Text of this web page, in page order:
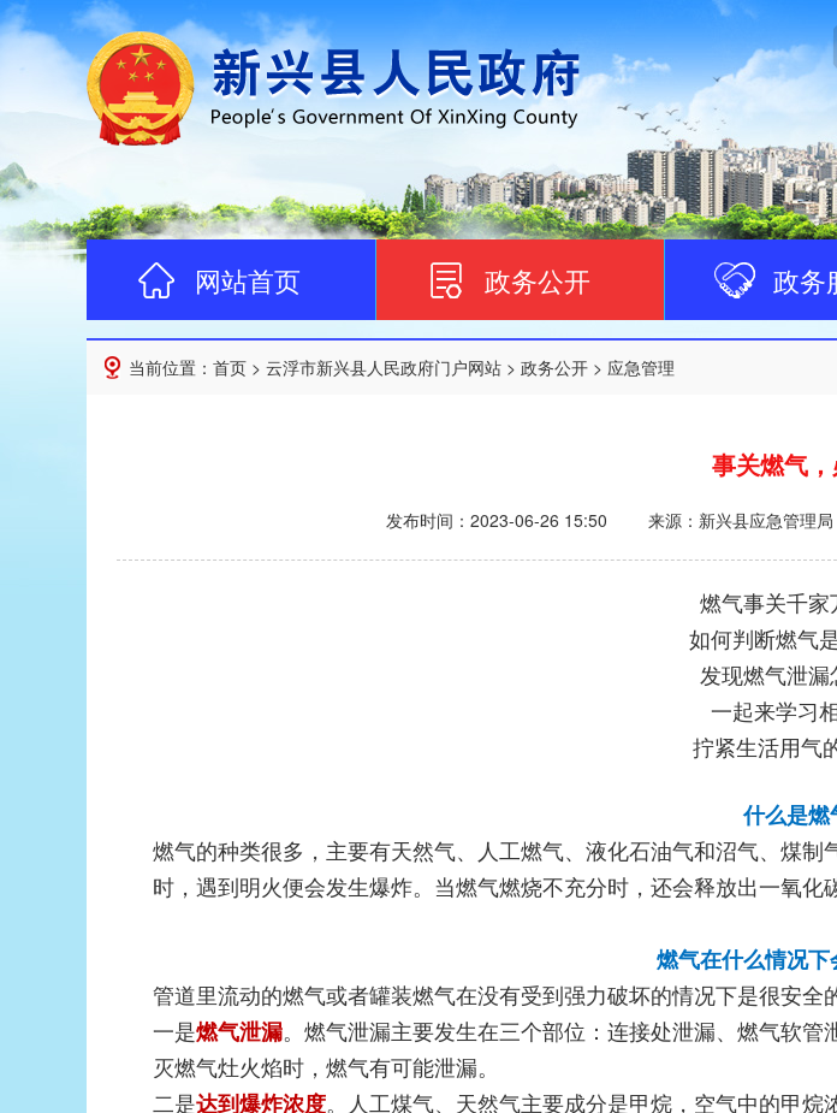
网站首页 政务公开 政务
当前位置： 首页 > 云浮市新兴县人民政府门户网站 > 政务公开 > 应急管理
事关燃气，
发布时间： 2023-06-26 15:50 来源：新兴县应急管理局
燃气事关千家
如何判断燃气
发现燃气泄漏
一起来学习
拧紧生活用气
什么是燃
燃气的种类很多，主要有天然气、人工燃气、液化石油气和沼气、煤
时，遇到明火便会发生爆炸。当燃气燃烧不充分时，还会释放出一氧化
燃气在什么情况下
管道里流动的燃气或者罐装燃气在没有受到强力破坏的情况下是很安全
一是燃气泄漏。燃气泄漏主要发生在三个部位：连接处泄漏、燃气软
灭燃气灶火焰时，燃气有可能泄漏。
二是达到爆炸浓度。人工煤气、天然气主要成分是甲烷，空气中的甲